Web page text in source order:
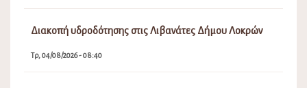
Διακοπή υδροδότησης στις Λιβανάτες Δήμου Λοκρών
Τρ, 04/08/2026 - 08:40